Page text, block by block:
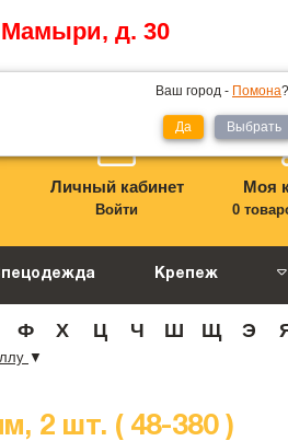
Мамыри, д. 30
Ваш город - Помона?
Да Выбрать
Личный кабинет
Войти
Моя
0
Крепеж
Ф Х Ц Ч Ш Щ Э
▼
2 шт. ( 48-380 )